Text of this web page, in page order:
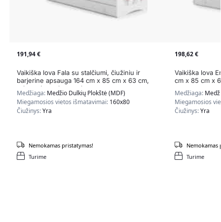
191,94€
Vaikiška lova Fala su stalčiumi, čiužiniu ir
barjerine apsauga 164 cm x 85 cm x 63 cm,
princesė su vienaragiu
Medžiaga: Medžio Dulkių Plokštė (MDF)
Miegamosios vietos išmatavimai: 160x80
Čiužinys:Yra
Turime
Nemokamas pristatymas!
198,62€
Vaikiška lova
cm x 85 cm x
Medžiaga:
Miegamosios
Čiužinys:Yra
Turime
Nemokamas